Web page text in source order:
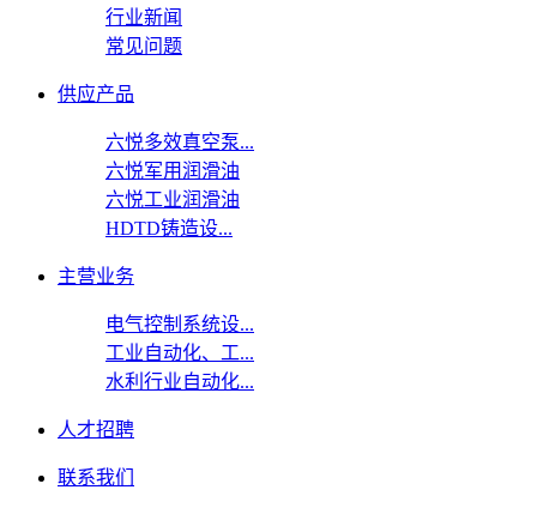
行业新闻
常见问题
供应产品
六悦多效真空泵...
六悦军用润滑油
六悦工业润滑油
HDTD铸造设...
主营业务
电气控制系统设...
工业自动化、工...
水利行业自动化...
人才招聘
联系我们